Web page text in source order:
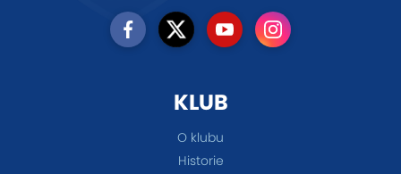
KLUB
O klubu
Historie